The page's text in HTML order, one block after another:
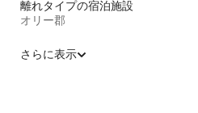
離れタイプの宿泊施設
オリー郡
さらに表示